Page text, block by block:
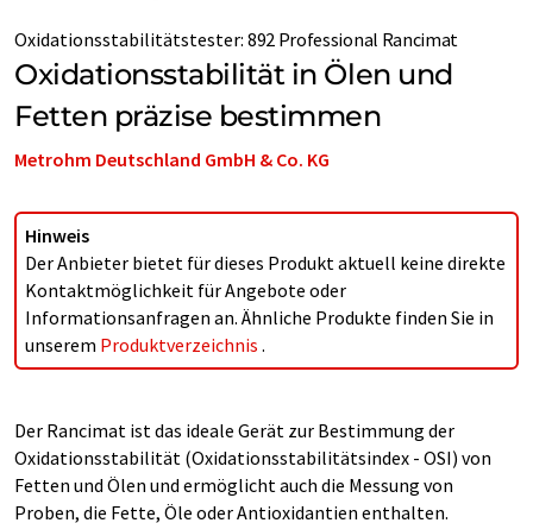
Oxidationsstabilitätstester: 892 Professional Rancimat
Oxidationsstabilität in Ölen und
Fetten präzise bestimmen
Metrohm Deutschland GmbH & Co. KG
Hinweis
Der Anbieter bietet für dieses Produkt aktuell keine direkte
Kontaktmöglichkeit für Angebote oder
Informationsanfragen an. Ähnliche Produkte finden Sie in
unserem Produktverzeichnis .
Der Rancimat ist das ideale Gerät zur Bestimmung der
Oxidationsstabilität (Oxidationsstabilitätsindex - OSI) von
Fetten und Ölen und ermöglicht auch die Messung von
Proben, die Fette, Öle oder Antioxidantien enthalten.